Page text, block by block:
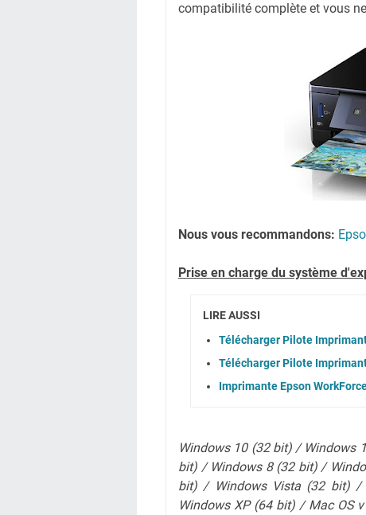
compatibilité complète et vous
Nous vous recommandons:
Prise en charge du système
LIRE AUSSI
Télécharger Pilote
Télécharger Pilote
Imprimante Epson
Windows 10 (32 bit) / Windows
bit) / Windows 8 (32 bit) /
bit) / Windows Vista (32 bit)
Windows XP (64 bit) / Mac OS